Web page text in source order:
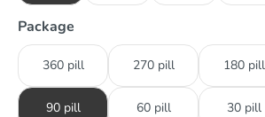
Package
360 pill 270 pill 180 pill
90 pill 60 pill 30 pill